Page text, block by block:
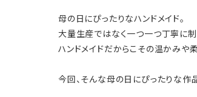
母の日にぴったりなハンドメイド。
大量生産ではなく一つ一つ丁寧に制
ハンドメイドだからこその温かみや
今回、そんな母の日にぴったりな作品